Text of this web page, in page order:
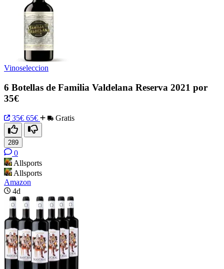
Vinoseleccion
6 Botellas de Familia Valdelana Reserva 2021 por
35€
35€ 65€ Gratis
289
0
Allsports
Allsports
Amazon
4d